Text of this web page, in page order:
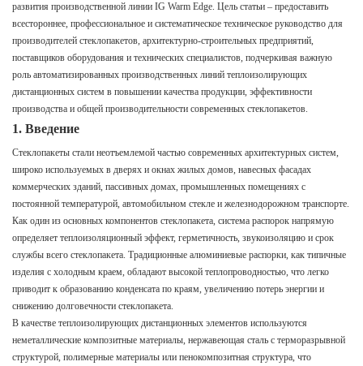
развития производственной линии IG Warm Edge. Цель статьи – предоставить
всестороннее, профессиональное и систематическое техническое руководство для
производителей стеклопакетов, архитектурно-строительных предприятий,
поставщиков оборудования и технических специалистов, подчеркивая важную
роль автоматизированных производственных линий теплоизолирующих
дистанционных систем в повышении качества продукции, эффективности
производства и общей производительности современных стеклопакетов.
1. Введение
Стеклопакеты стали неотъемлемой частью современных архитектурных систем,
широко используемых в дверях и окнах жилых домов, навесных фасадах
коммерческих зданий, пассивных домах, промышленных помещениях с
постоянной температурой, автомобильном стекле и железнодорожном транспорте.
Как один из основных компонентов стеклопакета, система распорок напрямую
определяет теплоизоляционный эффект, герметичность, звукоизоляцию и срок
службы всего стеклопакета. Традиционные алюминиевые распорки, как типичные
изделия с холодным краем, обладают высокой теплопроводностью, что легко
приводит к образованию конденсата по краям, увеличению потерь энергии и
снижению долговечности стеклопакета.
В качестве теплоизолирующих дистанционных элементов используются
неметаллические композитные материалы, нержавеющая сталь с терморазрывной
структурой, полимерные материалы или пенокомпозитная структура, что